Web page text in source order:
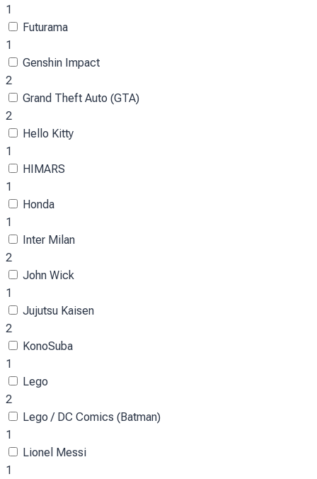
1
Futurama
1
Genshin Impact
2
Grand Theft Auto (GTA)
2
Hello Kitty
1
HIMARS
1
Honda
1
Inter Milan
2
John Wick
1
Jujutsu Kaisen
2
KonoSuba
1
Lego
2
Lego / DC Comics (Batman)
1
Lionel Messi
1